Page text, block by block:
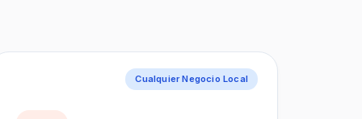
Cualquier Negocio Local